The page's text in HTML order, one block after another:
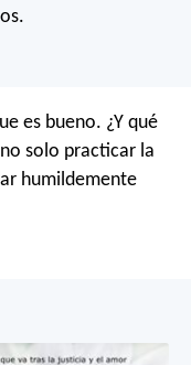
es bueno. ¿Y qué
solo practicar la
humildemente